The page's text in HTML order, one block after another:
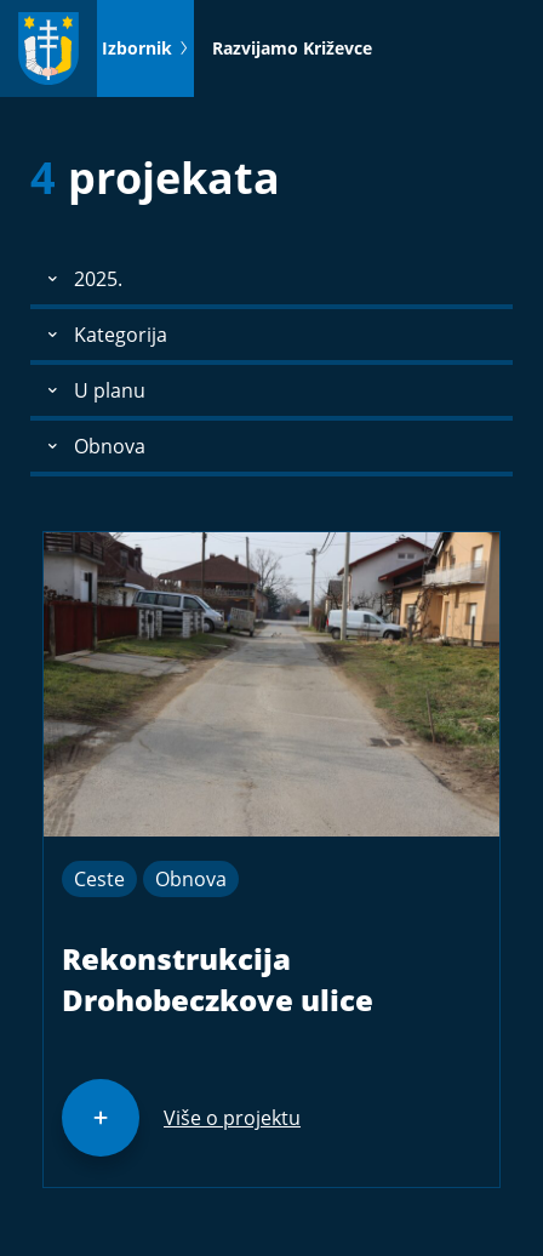
Idi
sadržaj
Izbornik Razvijamo Križevce
4 projekata
2025.
Kategorija
U planu
Obnova
Ceste Obnova
Rekonstrukcija
Drohobeczkove ulice
Više o projektu